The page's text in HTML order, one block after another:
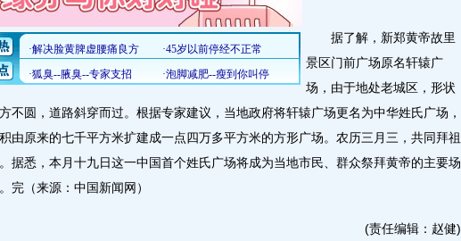
据了解，新郑黄帝故里
景区门前广场原名轩辕广
场，由于地处老城区，形状
不圆，道路斜穿而过。根据专家建议，当地政府将轩辕广场更名为中华姓氏广场，
由原来的七千平方米扩建成一点四万多平方米的方形广场。农历三月三，共同拜祖
据悉，本月十九日这一中国首个姓氏广场将成为当地市民、群众祭拜黄帝的主要场
完（来源：中国新闻网）
(责任编辑：赵健)